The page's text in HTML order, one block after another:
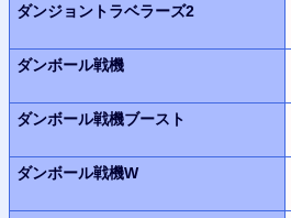
ダンジョントラベラーズ2
ダンボール戦機
ダンボール戦機ブースト
ダンボール戦機W